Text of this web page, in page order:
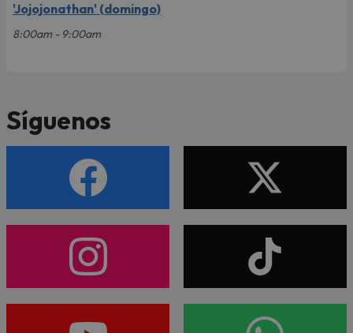
'Jojojonathan' (domingo)
8:00am - 9:00am
Síguenos